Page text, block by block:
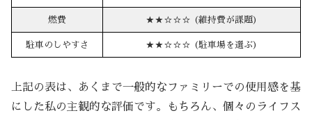
燃費 ★★☆☆☆ (維持費が課題)
駐車のしやすさ ★★☆☆☆ (駐車場を選ぶ)
上記の表は、あくまで一般的なファミリーでの使用感を基
にした私の主観的な評価です。もちろん、個々のライフス